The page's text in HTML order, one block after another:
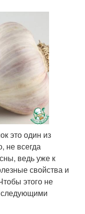
это один из
не всегда
ведь уже к
свойства и
этого не
следующими